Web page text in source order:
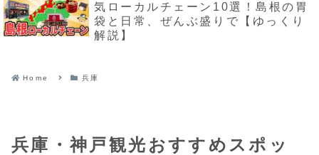
気ローカルチェーン10選！島根の胃
袋と日常、ぜんぶ盛りで【ゆっくり
解説】
Home 兵庫
兵庫・神戸観光おすすめスポッ